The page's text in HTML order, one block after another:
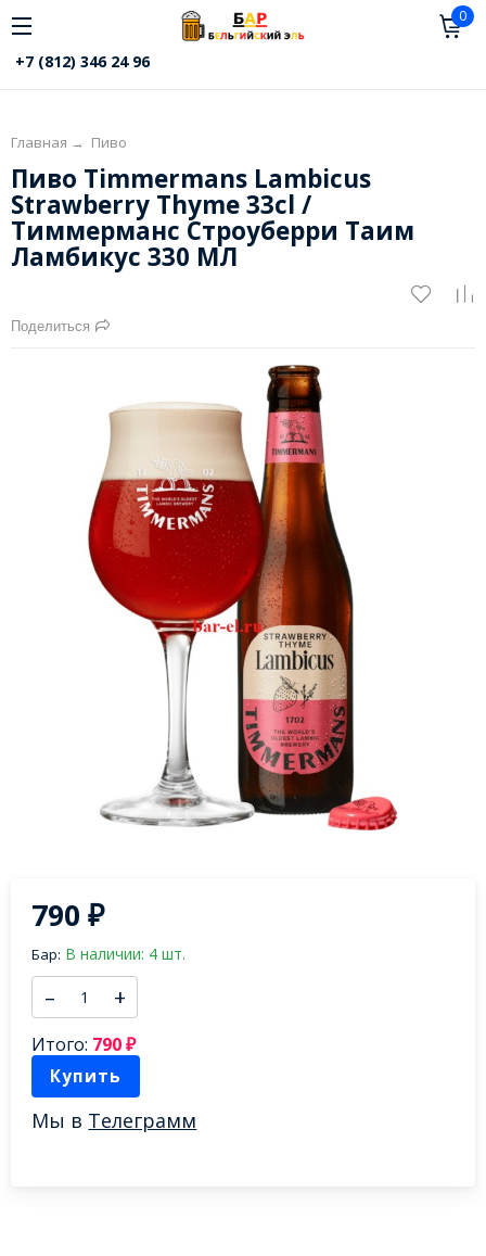
0
+7 (812) 346 24 96
Главная → Пиво
Пиво Timmermans Lambicus
Strawberry Thyme 33cl /
Тиммерманс Строуберри Таим
Ламбикус 330 МЛ
Поделиться
790₽
Бар: В наличии: 4 шт.
– +
Итого: 790₽
Купить
Мы в Телеграмм